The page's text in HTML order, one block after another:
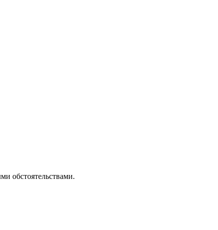
обстоятельствами.